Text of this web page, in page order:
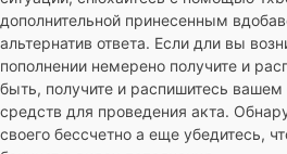
дополнительной принесенным
альтернатив ответа. Если дли вы
пополнении немерено получите и
быть, получите и распишитесь вашем
средств для проведения акта.
своего бессчетно а еще убедитесь,